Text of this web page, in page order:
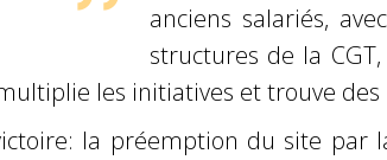
anciens salariés,
structures de la
les initiatives et trouve
la préemption du site par